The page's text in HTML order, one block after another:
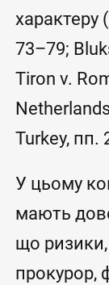
характеру
73–79;
Tiron v.
Turkey, пп.
У цьому
мають
що ризики,
прокурор,